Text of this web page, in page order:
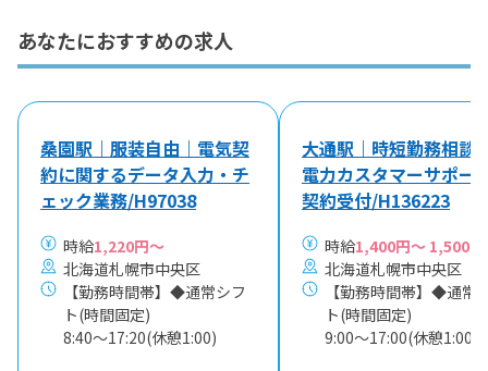
あなたにおすすめの求人
桑園駅｜服装自由｜電気契
約に関するデータ入力・チ
ェック業務/H97038
時給1,220円～
北海道札幌市中央区
【勤務時間帯】◆通常シフ
ト(時間固定)
8:40〜17:20(休憩1:00)
大通駅｜時短勤務相談
電力カスタマーサポー
契約受付/H136223
時給1,400円～ 1,500円
北海道札幌市中央区
【勤務時間帯】◆通常
ト(時間固定)
9:00〜17:00(休憩1:00)